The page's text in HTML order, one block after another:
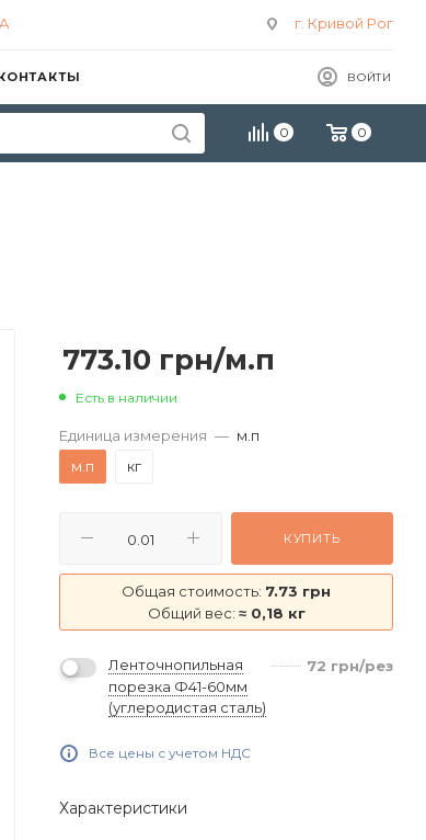
г. Кривой Рог
ВОЙТИ
0 0
773.10 грн/м.п
Есть в наличии
Единица измерения — м.п
м.п
кг
КУПИТЬ
Общая стоимость: 7.73 грн
Общий вес: ≈ 0,18 кг
Ленточнопильная
порезка Ф41-60мм
(углеродистая сталь)
72 грн/рез
Все цены с учетом НДС
Характеристики